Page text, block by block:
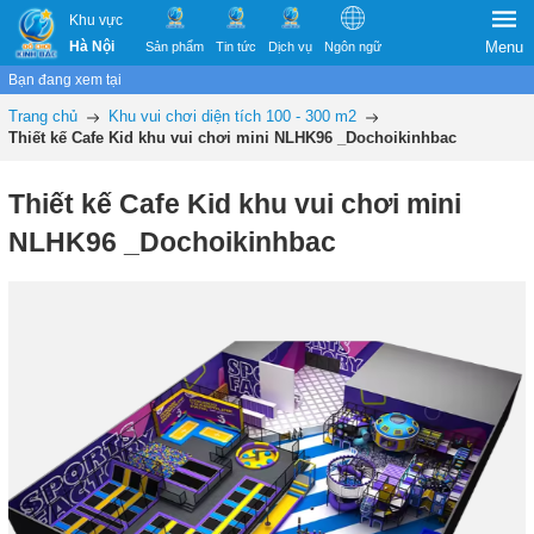
Khu vực
Hà Nội
Sản phẩm Tin tức Dịch vụ Ngôn ngữ Menu
Bạn đang xem tại
Trang chủ
Khu vui chơi diện tích 100 - 300 m2
Thiết kế Cafe Kid khu vui chơi mini NLHK96 _Dochoikinhbac
Thiết kế Cafe Kid khu vui chơi mini
NLHK96 _Dochoikinhbac